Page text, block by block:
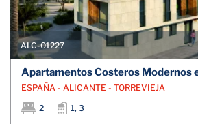
ALC-01227
Apartamentos Costeros Modernos
ESPAÑA - ALICANTE - TORREVIEJA
2
1, 3